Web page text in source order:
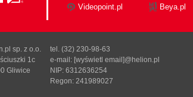
Videopoint.pl Beya.pl
sp. z o.o.
1c
Gliwice
tel. (32) 230-98-63
e-mail: [wyświetl email]@helion.pl
NIP: 6312636254
Regon: 241989027